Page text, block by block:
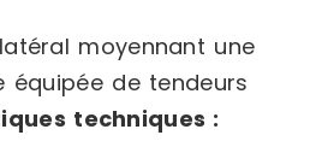
moyennant une
équipée de tendeurs
techniques :